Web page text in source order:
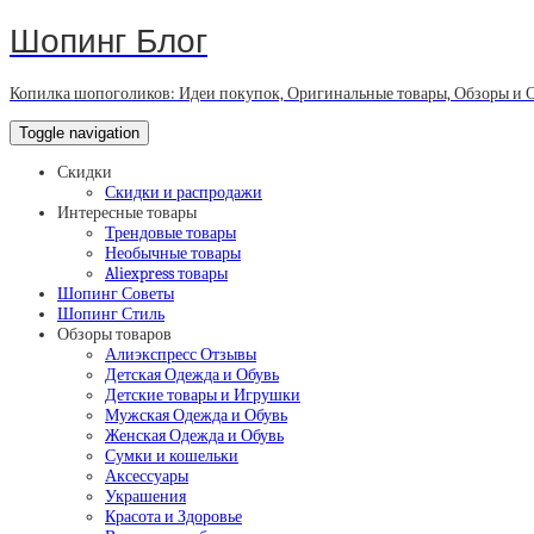
Шопинг Блог
Копилка шопоголиков: Идеи покупок, Оригинальные товары, Обзоры и
Toggle navigation
Скидки
Скидки и распродажи
Интересные товары
Трендовые товары
Необычные товары
Aliexpress товары
Шопинг Советы
Шопинг Стиль
Обзоры товаров
Алиэкспресс Отзывы
Детская Одежда и Обувь
Детские товары и Игрушки
Мужская Одежда и Обувь
Женская Одежда и Обувь
Сумки и кошельки
Аксессуары
Украшения
Красота и Здоровье